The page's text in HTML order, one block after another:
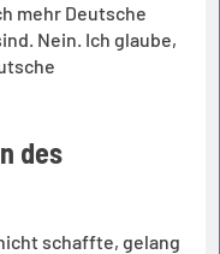
mehr Deutsche
Nein. Ich glaube,
des
schaffte, gelang